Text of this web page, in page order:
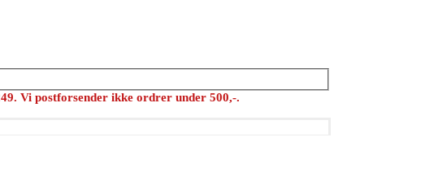
Vi postforsender ikke ordrer under 500,-.